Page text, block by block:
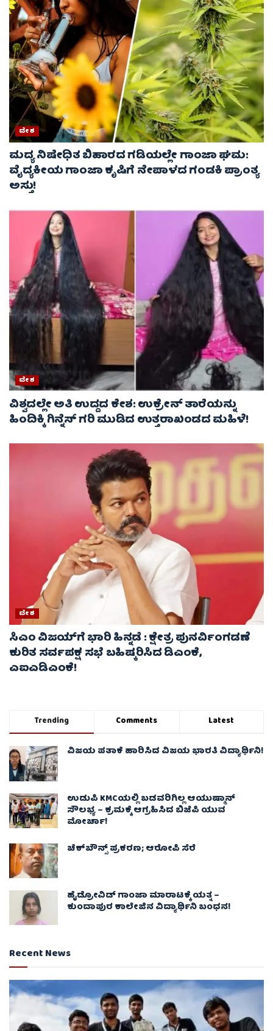
ದೇಶ
ಮದ್ಯ ನಿಷೇಧಿತ ಬಿಹಾರದ ಗಡಿಯಲ್ಲೇ ಗಾಂಜಾ ಘಮ:
ವೈದ್ಯಕೀಯ ಗಾಂಜಾ ಕೃಷಿಗೆ ನೇಪಾಳದ ಗಂಡಕಿ ಪ್ರಾಂತ್ಯ
ಅಸ್ತು!
ದೇಶ
ವಿಶ್ವದಲ್ಲೇ ಅತಿ ಉದ್ದದ ಕೇಶ: ಉಕ್ರೇನ್ ತಾರೆಯನ್ನು
ಹಿಂದಿಕ್ಕಿ ಗಿನ್ನೆಸ್ ಗರಿ ಮುಡಿದ ಉತ್ತರಾಖಂಡದ ಮಹಿಳೆ!
ದೇಶ
ಸಿಎಂ ವಿಜಯ್‌ಗೆ ಭಾರಿ ಹಿನ್ನಡೆ : ಕ್ಷೇತ್ರ ಪುನರ್ವಿಂಗಡಣೆ
ಕುರಿತ ಸರ್ವಪಕ್ಷ ಸಭೆ ಬಹಿಷ್ಕರಿಸಿದ ಡಿಎಂಕೆ,
ಎಐಎಡಿಎಂಕೆ!
Trending Comments Latest
ವಿಜಯ ಪತಾಕೆ ಹಾರಿಸಿದ ವಿಜಯ ಭಾರತಿ ವಿದ್ಯಾರ್ಥಿನಿ!
ಉಡುಪಿ KMCಯಲ್ಲಿ ಬಡವರಿಗಿಲ್ಲ ಆಯುಷ್ಮಾನ್
ಸೌಲಭ್ಯ – ಕ್ರಮಕ್ಕೆ ಆಗ್ರಹಿಸಿದ ಬಿಜೆಪಿ ಯುವ
ಮೋರ್ಚಾ!
ಚೆಕ್​ಬೌನ್ಸ್​ ಪ್ರಕರಣ; ಆರೋಪಿ ಸೆರೆ
ಹೈಡ್ರೋವಿಡ್ ಗಾಂಜಾ ಮಾರಾಟಕ್ಕೆ ಯತ್ನ –
ಕುಂದಾಪುರ ಕಾಲೇಜಿನ ವಿದ್ಯಾರ್ಥಿನಿ ಬಂಧನ!
Recent News